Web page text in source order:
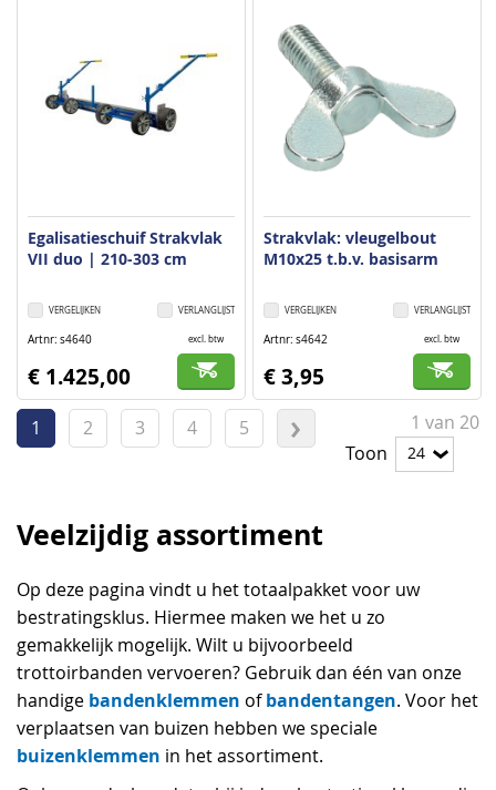
Egalisatieschuif Strakvlak
VII duo | 210-303 cm
VERLANGLIJST
VERGELIJKEN
Artnr s4640 excl. btw
€ 1.425,00
Strakvlak: vleugelbout
M10x25 t.b.v. basisarm
VERLANGLIJST
VERGELIJKEN
Artnr s4642 excl. btw
€ 3,95
Pagina
U
pagina
1 Pagina
2 Pagina
3 Pagina
4 Pagina
5 1 van 20
Toon
Veelzijdig assortiment
Op deze pagina vindt u het totaalpakket voor uw
bestratingsklus. Hiermee maken we het u zo
gemakkelijk mogelijk. Wilt u bijvoorbeeld
trottoirbanden vervoeren? Gebruik dan één van onze
handige bandenklemmen ofbandentangen. Voor het
verplaatsen van buizen hebben we speciale
buizenklemmen in het assortiment.